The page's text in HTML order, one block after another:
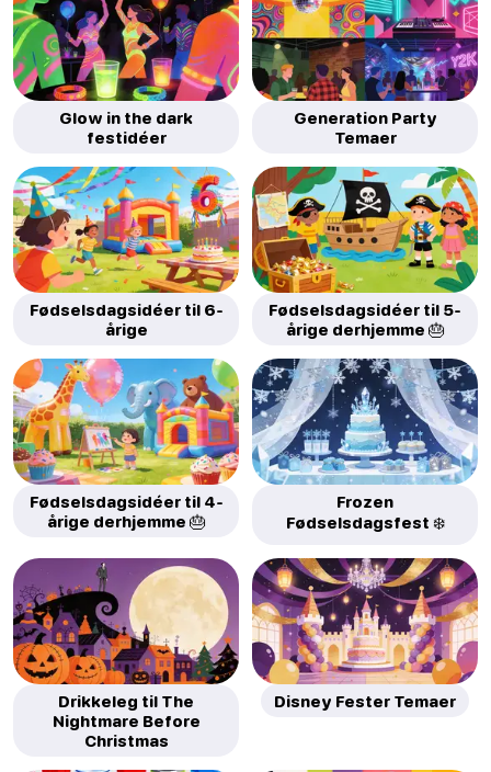
Glow in the dark
festidéer
Generation Party
Temaer
Fødselsdagsidéer til 6-
årige
Fødselsdagsidéer til 5-
årige derhjemme 🎂
Fødselsdagsidéer til 4-
årige derhjemme 🎂
Frozen
Fødselsdagsfest ❄️
Drikkeleg til The
Nightmare Before
Christmas
Disney Fester Temaer